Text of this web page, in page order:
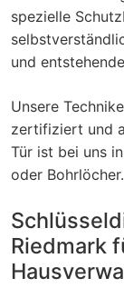
spezielle
und
Unsere
zertifiziert und
Tür ist bei uns
oder Bohrlöcher.
Riedmark